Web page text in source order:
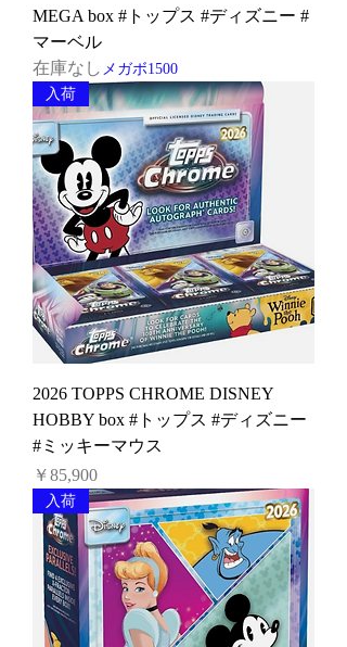
MEGA box #トップス #ディズニー #
マーベル
在庫なし メガボ1500
入荷
2026 TOPPS CHROME DISNEY
HOBBY box #トップス #ディズニー
#ミッキーマウス
価格
￥85,900
入荷